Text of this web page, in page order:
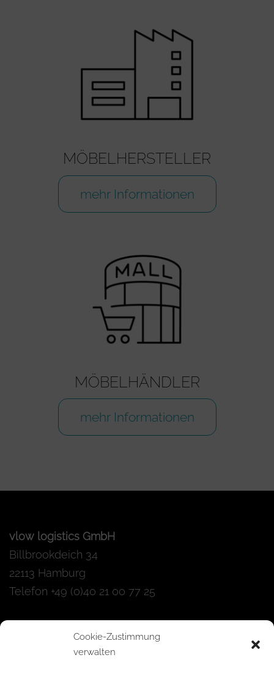
Cookie-Zustimmung
verwalten
MÖBELHERSTELLER
mehr Informationen
MÖBELHÄNDLER
mehr Informationen
vlow logistics GmbH
Billbrookdeich 34
22113 Hamburg
Telefon +49 (0)40 21 00 77 25
Mo. bis Fr. 08:00 – 16.00 Uhr